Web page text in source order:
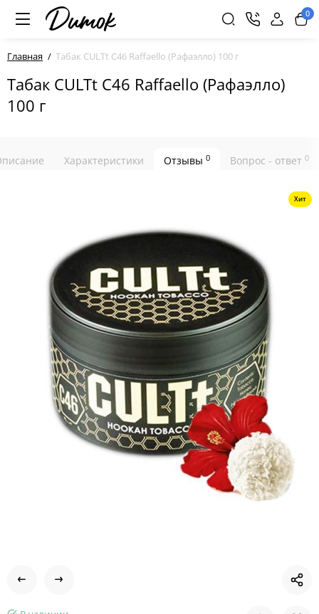
0
Главная Табак CULTt C46 Raffaello (Рафаэлло) 100 г
Табак CULTt C46 Raffaello (Рафаэлло)
100 г
Характеристики Отзывы 0 Вопрос - ответ 0
Хит